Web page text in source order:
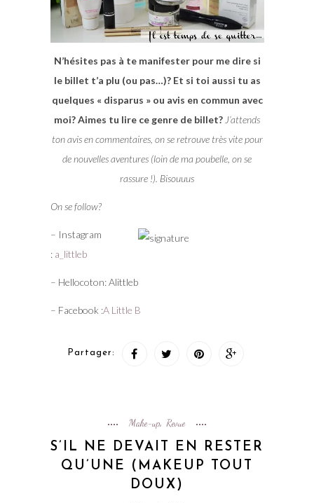
N’hésites pas à te manifester pour me dire si
le billet t’a plu (ou pas…)? Et si toi aussi tu as
quelques « disparus » ou avis en commun avec
moi? Aimes tu lire ce genre de billet? J’attends
ton avis en commentaires, on se retrouve très vite pour
de nouvelles aventures (loin de ma poubelle, on se
rassure !). Bisouuus
On se follow?
– Instagram
: a_littleb
– Hellocoton: Alittleb
– Facebook :A Little B
Partager:
Make-up, Revue
S’IL NE DEVAIT EN RESTER
QU’UNE (MAKEUP TOUT
DOUX)